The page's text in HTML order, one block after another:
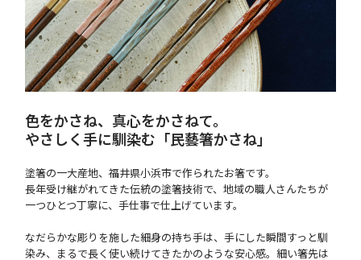
色をかさね、真心をかさねて。
やさしく手に馴染む「民藝箸かさね」
塗箸の一大産地、福井県小浜市で作られたお箸です。
長年受け継がれてきた伝統の塗箸技術で、地域の職人さんたちが
一つひとつ丁寧に、手仕事で仕上げています。
なだらかな彫りを施した細身の持ち手は、手にした瞬間すっと馴
染み、まるで長く使い続けてきたかのような安心感。細い箸先は